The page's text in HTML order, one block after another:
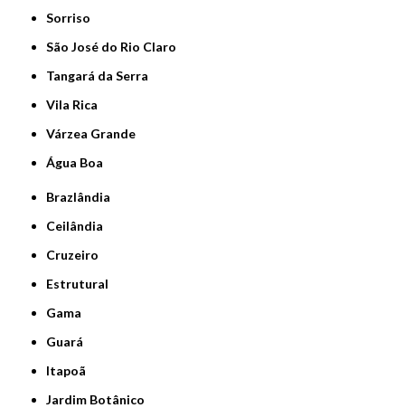
Sorriso
São José do Rio Claro
Tangará da Serra
Vila Rica
Várzea Grande
Água Boa
Brazlândia
Ceilândia
Cruzeiro
Estrutural
Gama
Guará
Itapoã
Jardim Botânico